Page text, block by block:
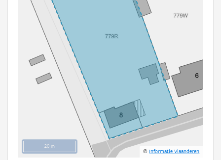
Aanmelden
20 m
©Informatie Vlaanderen